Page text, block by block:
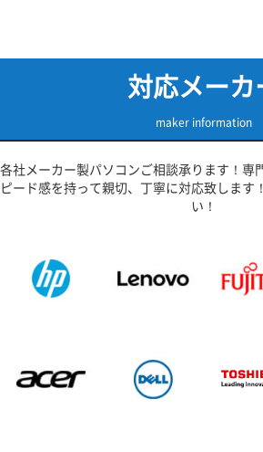
対応メーカ
maker information
各社メーカー製パソコンご相談承ります！専
ピード感を持って親切、丁寧に対応致します
い！